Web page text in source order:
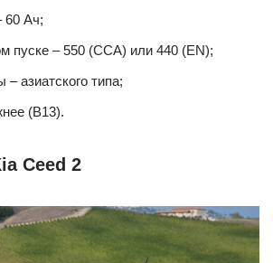
60 Ач;
пуске – 550 (CCA) или 440 (EN);
азиатского типа;
(B13).
Ceed 2